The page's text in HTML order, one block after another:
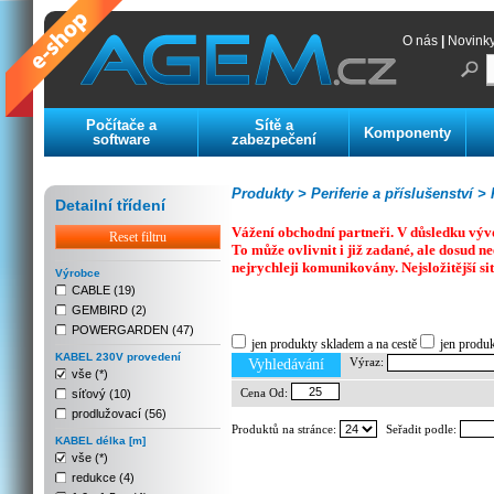
O nás
Počítače a
software
Sítě a
zabezpečení
Komponenty
Detailní třídení
Reset filtru
Výrobce
CABLE (19)
GEMBIRD (2)
POWERGARDEN (47)
KABEL 230V provedení
vše (*)
síťový (10)
prodlužovací (56)
KABEL délka [m]
vše (*)
redukce (4)
Periferie a příslušenství >
Produkty >
Vážení obchodní partneři. V důsledku
To může ovlivnit i již zadané, ale dosud
nejrychleji komunikovány. Nejsložitější
jen produkty skladem a na cestě jen
Vyhledávání Výraz:
Cena Od:
Produktů na stránce: Seřadit podle: